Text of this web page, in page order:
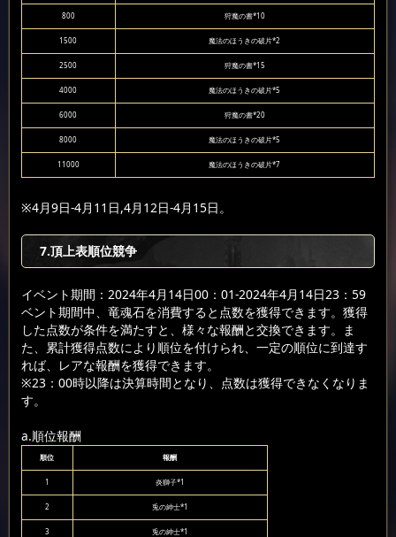
800 狩魔の書*10
1500 魔法のほうきの破片*2
2500 狩魔の書*15
4000 魔法のほうきの破片*5
6000 狩魔の書*20
8000 魔法のほうきの破片*5
11000 魔法のほうきの破片*7
※4月9日-4月11日,4月12日-4月15日。
7.頂上表順位競争
イベント期間：2024年4月14日00：01-2024年4月14日23：59
ベント期間中、竜魂石を消費すると点数を獲得できます。獲得
した点数が条件を満たすと、様々な報酬と交換できます。ま
た、累計獲得点数により順位を付けられ、一定の順位に到達す
れば、レアな報酬を獲得できます。
※23：00時以降は決算時間となり、点数は獲得できなくなりま
す。
a.順位報酬
順位 報酬
1 炎獅子*1
2 兎の紳士*1
3 兎の紳士*1